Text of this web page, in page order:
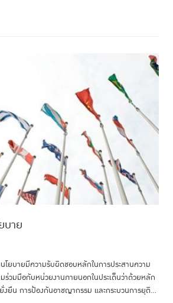
บาย
โยบายมีความรับผิดชอบหลักในการประสานความ
ร่วมมือกับหน่วยงานภายนอกในประเด็นว่าด้วยหลัก
ยืน การป้องกันอาชญากรรม และกระบวนการยุติ